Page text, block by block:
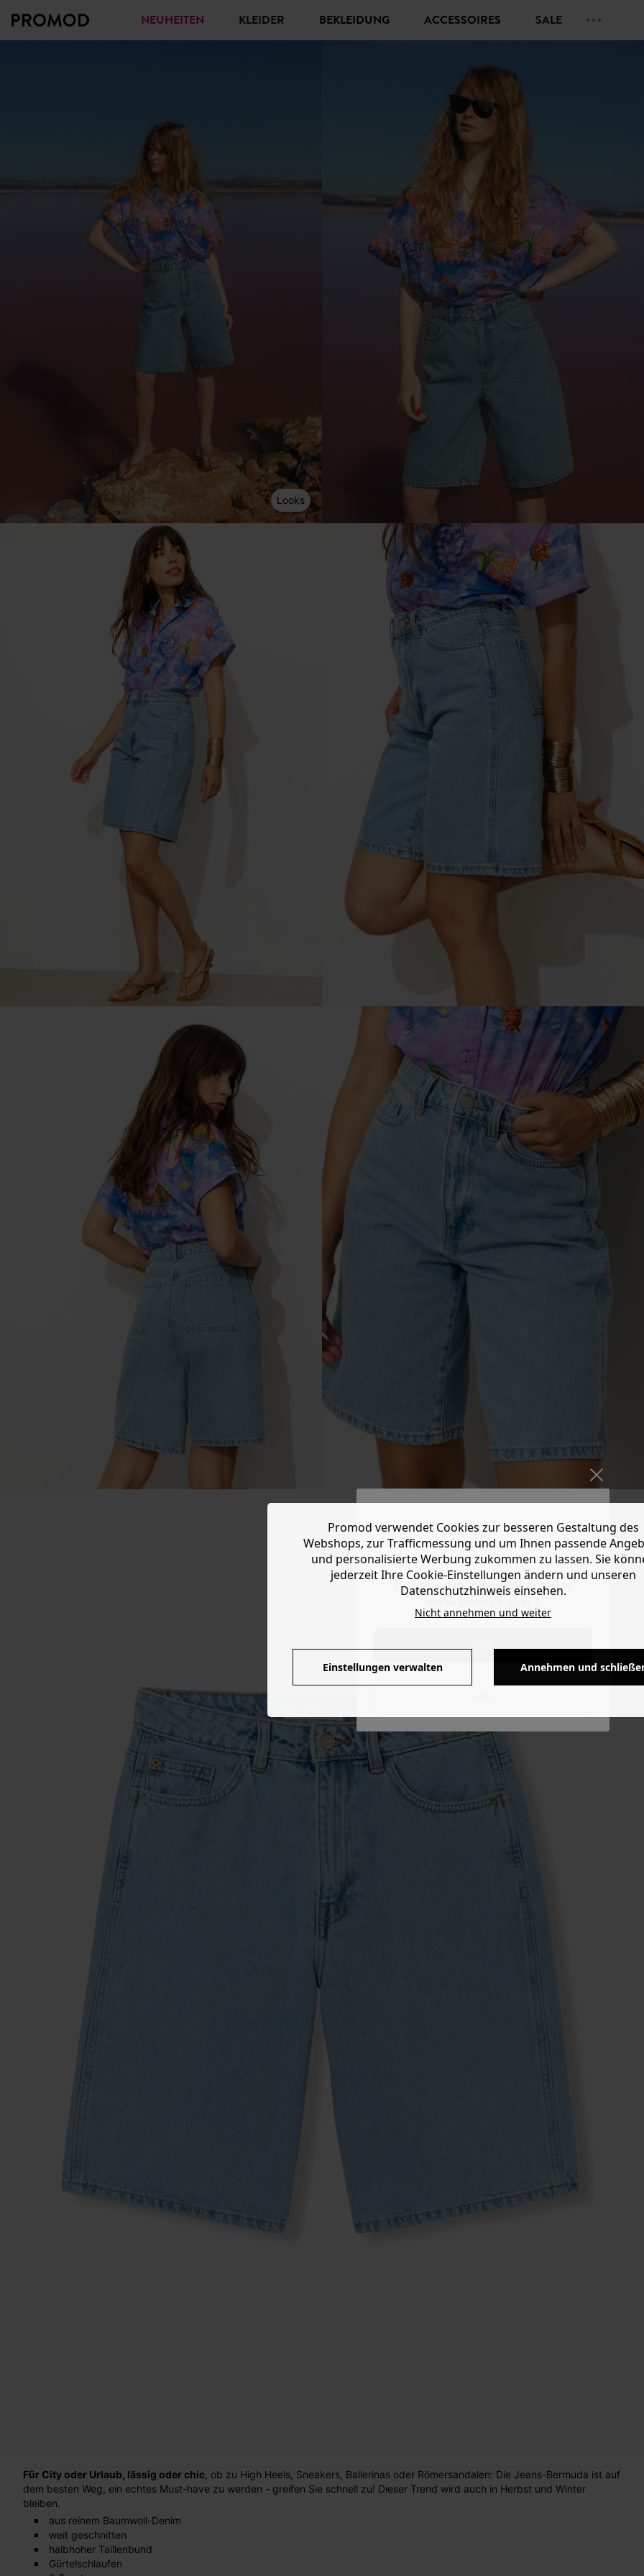
Do you want to be redirected to
NEUHEITEN KLEIDER BEKLEIDUNG ACCESSOIRES SALE
Looks
Für City oder Urlaub, lässig oder chic , ob zu High Heels, Sneakers, Ballerinas oder Römersandalen: Die Jeans-Bermuda ist auf
dem besten Weg, ein echtes Must-have zu werden - greifen Sie schnell zu! Dieser Trend wird auch in Herbst und Winter
bleiben.
aus reinem Baumwoll-Denim
weit geschnitten
halbhoher Taillenbund
Gürtelschlaufen
Promod verwendet Cookies zur besseren Gestaltung des
Webshops, zur Trafficmessung und um Ihnen passende
und personalisierte Werbung zukommen zu lassen. Sie
jederzeit Ihre Cookie-Einstellungen ändern und unseren
Datenschutzhinweis einsehen.
Nicht annehmen und weiter
Einstellungen verwalten Annehmen und